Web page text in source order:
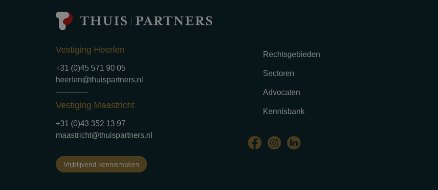
Vestiging Heerlen
+31 (0)45 571 90 05
heerlen@thuispartners.nl
Vestiging Maastricht
+31 (0)43 352 13 97
maastricht@thuispartners.nl
Vrijblijvend kennismaken
Rechtsgebieden
Sectoren
Advocaten
Kennisbank